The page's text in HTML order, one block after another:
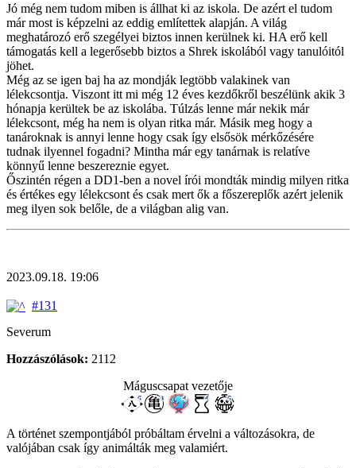
Jó még nem tudom miben is állhat ki az iskola. De azért el tudom
már most is képzelni az eddig említettek alapján. A világ
meghatározó erő szegélyei biztos innen kerülnek ki. HA erő kell
támogatás kell a legerősebb biztos a Shrek iskolából vagy tanulóitól
jöhet.
Még az se igen baj ha az mondják legtöbb valakinek van
lélekcsontja. Viszont itt mi még 12 éves kezdőkről beszélünk akik 3
hónapja kerültek be az iskolába. Túlzás lenne már nekik már
lélekcsont, még ha nem is olyan ritka már. Másik meg hogy a
tanároknak is annyi lenne hogy csak így elsősök mérkőzésére
tudnak ilyennel fogadni? Mintha már egy tanárnak is relatíve
könnyű lenne beszereznie egyet.
Őszintén régen a DD1-ben a novel írói mondták mindig milyen ritka
és értékes egy lélekcsont és csak mert ők a főszereplők azért jelenik
meg ilyen sok belőle, de a világban alig van.
2023.09.18. 19:06
#131
Severum
Hozzászólások: 2112
Máguscsapat vezetője
A történet szempontjából próbáltam érvelni a változásokra, de
valójában csak így animálták meg valamiért.